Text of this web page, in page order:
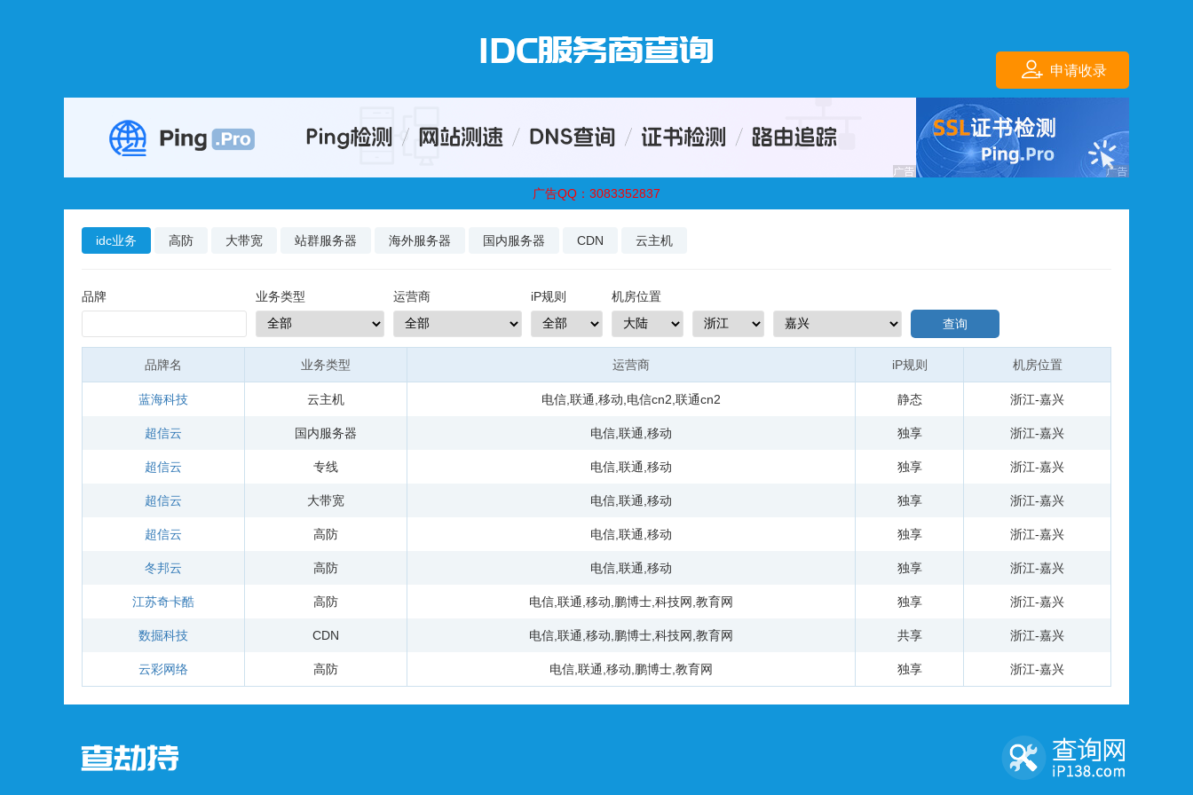
申请收录
广告QQ：3083352837
idc业务 高防 大带宽 站群服务器 海外服务器 国内服务器 CDN 云主机
品牌 业务类型 运营商 iP规则
机房位置
查询
品牌名 业务类型 运营商 iP规则 机房位置
蓝海科技 云主机 电信,联通,移动,电信cn2,联通cn2 静态 浙江-嘉兴
超信云 国内服务器 电信,联通,移动 独享 浙江-嘉兴
超信云 专线 电信,联通,移动 独享 浙江-嘉兴
超信云 大带宽 电信,联通,移动 独享 浙江-嘉兴
超信云 高防 电信,联通,移动 独享 浙江-嘉兴
冬邦云 高防 电信,联通,移动 独享 浙江-嘉兴
江苏奇卡酷 高防 电信,联通,移动,鹏博士,科技网,教育网 独享 浙江-嘉兴
数掘科技 CDN 电信,联通,移动,鹏博士,科技网,教育网 共享 浙江-嘉兴
云彩网络 高防 电信,联通,移动,鹏博士,教育网 独享 浙江-嘉兴